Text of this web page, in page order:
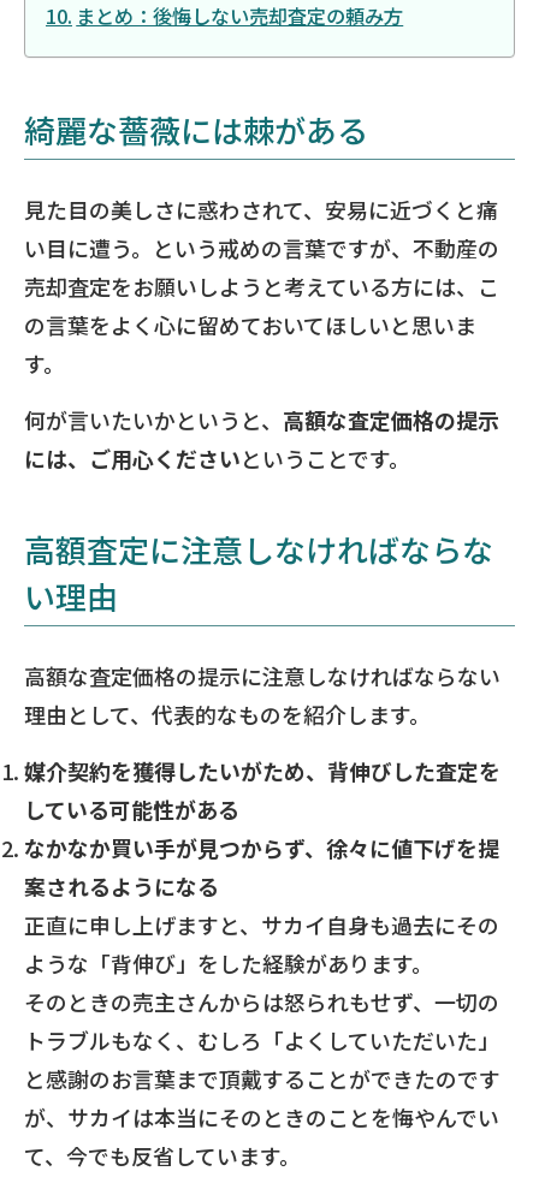
まとめ：後悔しない売却査定の頼み方
綺麗な薔薇には棘がある
見た目の美しさに惑わされて、安易に近づくと痛
い目に遭う。という戒めの言葉ですが、不動産の
売却査定をお願いしようと考えている方には、こ
の言葉をよく心に留めておいてほしいと思いま
す。
何が言いたいかというと、 高額な査定価格の提示
には、ご用心くださいということです。
高額査定に注意しなければならな
い理由
高額な査定価格の提示に注意しなければならない
理由として、代表的なものを紹介します。
媒介契約を獲得したいがため、背伸びした査定を
している可能性がある
なかなか買い手が見つからず、徐々に値下げを提
案されるようになる
正直に申し上げますと、サカイ自身も過去にその
ような「背伸び」をした経験があります。
そのときの売主さんからは怒られもせず、一切の
トラブルもなく、むしろ「よくしていただいた」
と感謝のお言葉まで頂戴することができたのです
が、サカイは本当にそのときのことを悔やんでい
て、今でも反省しています。